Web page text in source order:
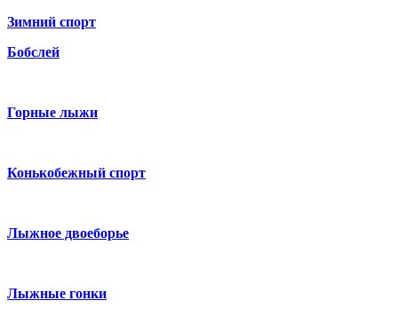
Зимний спорт
Бобслей
Горные лыжи
Конькобежный спорт
Лыжное двоеборье
Лыжные гонки